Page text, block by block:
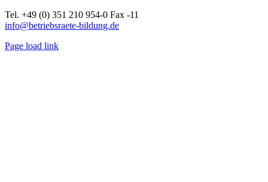
Tel. +49 (0) 351 210 954-0 Fax -11
info@betriebsraete-bildung.de
Page load link